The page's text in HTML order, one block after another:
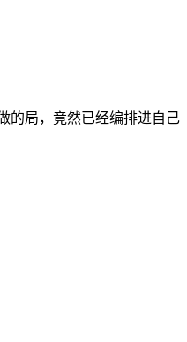
的局，竟然已经编排进自己